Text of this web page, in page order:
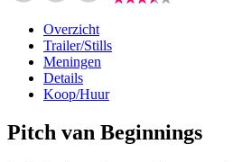
Overzicht
Trailer/Stills
Meningen
Details
Koop/Huur
Pitch van Beginnings